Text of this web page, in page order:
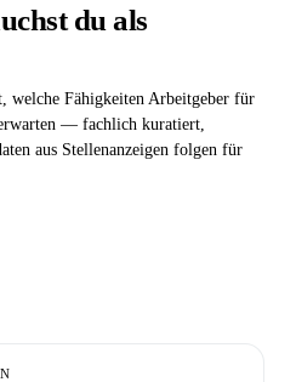
du als
welche Fähigkeiten Arbeitgeber für
— fachlich kuratiert,
aus Stellenanzeigen folgen für